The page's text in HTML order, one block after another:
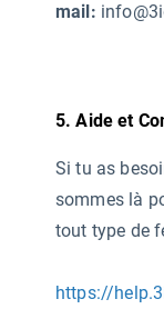
mail:
5. Aide et
Si tu as
sommes là
tout type de
https://